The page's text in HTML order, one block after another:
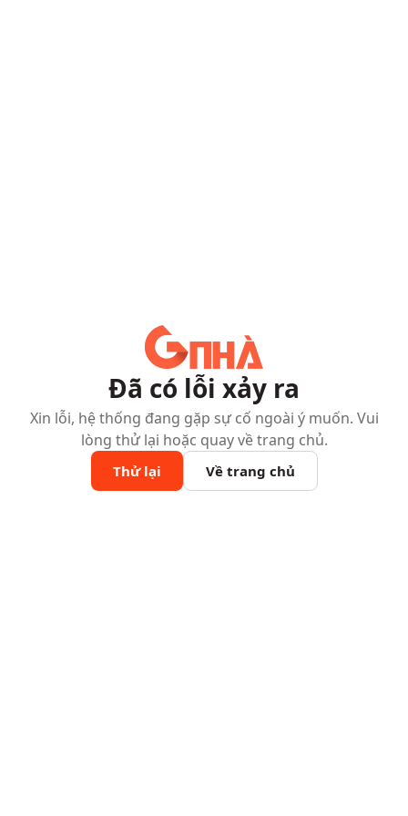
Đã có lỗi xảy ra
Xin lỗi, hệ thống đang gặp sự cố ngoài ý muốn. Vui
lòng thử lại hoặc quay về trang chủ.
Thử lại Về trang chủ